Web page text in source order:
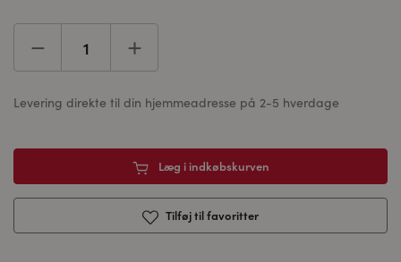
Levering direkte til din hjemmeadresse på 2-5 hverdage
Læg i indkøbskurven
Tilføj til favoritter